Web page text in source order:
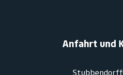
Anfahrt und